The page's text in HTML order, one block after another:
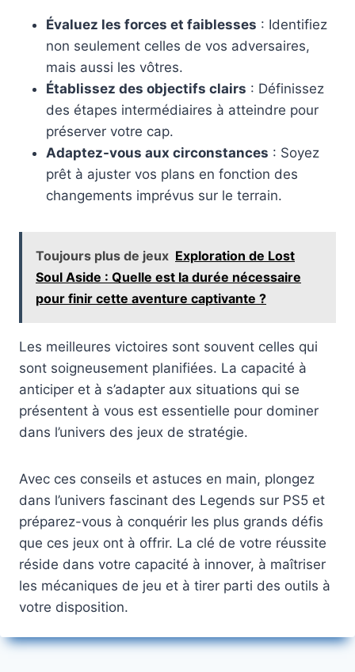
Évaluez les forces et faiblesses : Identifiez
non seulement celles de vos adversaires,
mais aussi les vôtres.
Établissez des objectifs clairs : Définissez
des étapes intermédiaires à atteindre pour
préserver votre cap.
Adaptez-vous aux circonstances : Soyez
prêt à ajuster vos plans en fonction des
changements imprévus sur le terrain.
Toujours plus de jeux Exploration de Lost
Soul Aside : Quelle est la durée nécessaire
pour finir cette aventure captivante ?
Les meilleures victoires sont souvent celles qui
sont soigneusement planifiées. La capacité à
anticiper et à s’adapter aux situations qui se
présentent à vous est essentielle pour dominer
dans l’univers des jeux de stratégie.
Avec ces conseils et astuces en main, plongez
dans l’univers fascinant des Legends sur PS5 et
préparez-vous à conquérir les plus grands défis
que ces jeux ont à offrir. La clé de votre réussite
réside dans votre capacité à innover, à maîtriser
les mécaniques de jeu et à tirer parti des outils à
votre disposition.